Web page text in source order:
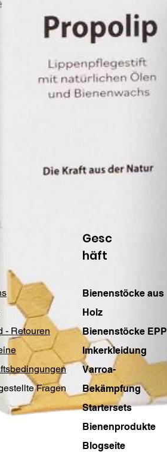
- Retouren
Fragen
Gesc
häft
Bienenstöcke aus
Holz
Bienenstöcke EPP
Imkerkleidung
Varroa-
Bekämpfung
Startersets
Bienenprodukte
Blogseite